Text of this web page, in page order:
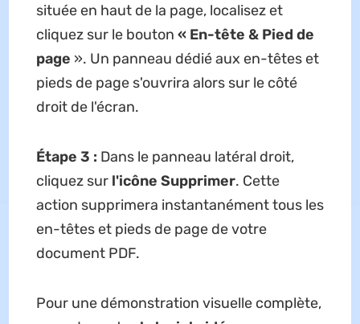
située en haut de la page, localisez et
cliquez sur le bouton « En-tête & Pied de
page ». Un panneau dédié aux en-têtes et
pieds de page s'ouvrira alors sur le côté
droit de l'écran.
Étape 3 : Dans le panneau latéral droit,
cliquez sur l'icône Supprimer. Cette
action supprimera instantanément tous les
en-têtes et pieds de page de votre
document PDF.
Pour une démonstration visuelle complète,